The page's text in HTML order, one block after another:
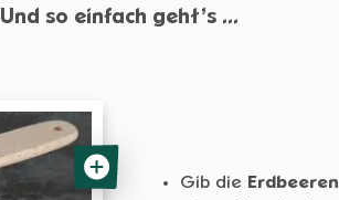
Und so einfach geht’s ...
Gib die Erdbeeren